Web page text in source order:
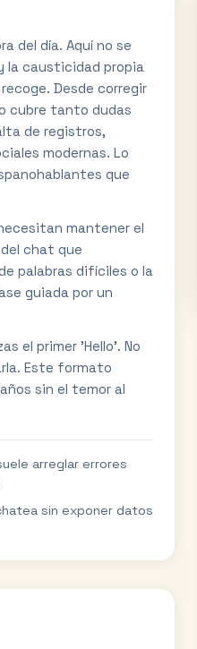
del día. Aquí no se
la causticidad propia
Desde corregir
cubre tanto dudas
de registros,
modernas. Lo
que
mantener el
chat que
palabras difíciles o la
guiada por un
el primer 'Hello'. No
Este formato
sin el temor al
arreglar errores
sin exponer datos